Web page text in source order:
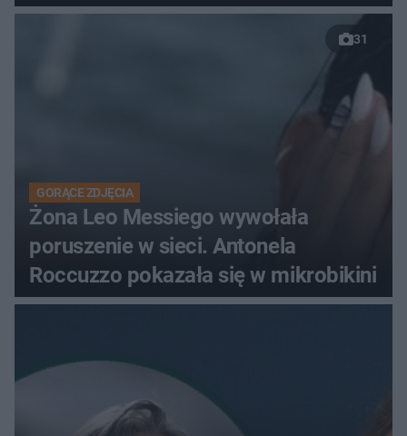
31
GORĄCE ZDJĘCIA
Żona Leo Messiego wywołała
poruszenie w sieci. Antonela
Roccuzzo pokazała się w mikrobikini